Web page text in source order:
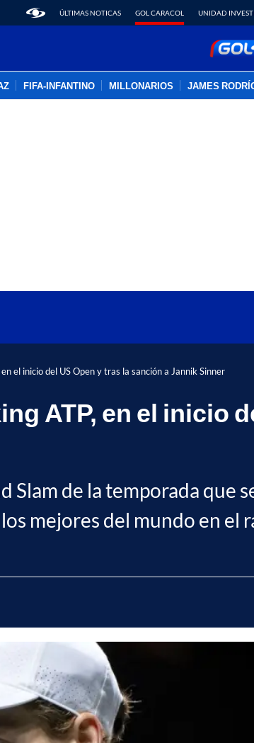
ÚLTIMAS NOTICAS GOL CARACOL UNIDAD
FIFA-INFANTINO MILLONARIOS JAMES
el inicio del US Open y tras la sanción a Jannik Sinner
ATP, en el inicio
Slam de la temporada que
mejores del mundo en el